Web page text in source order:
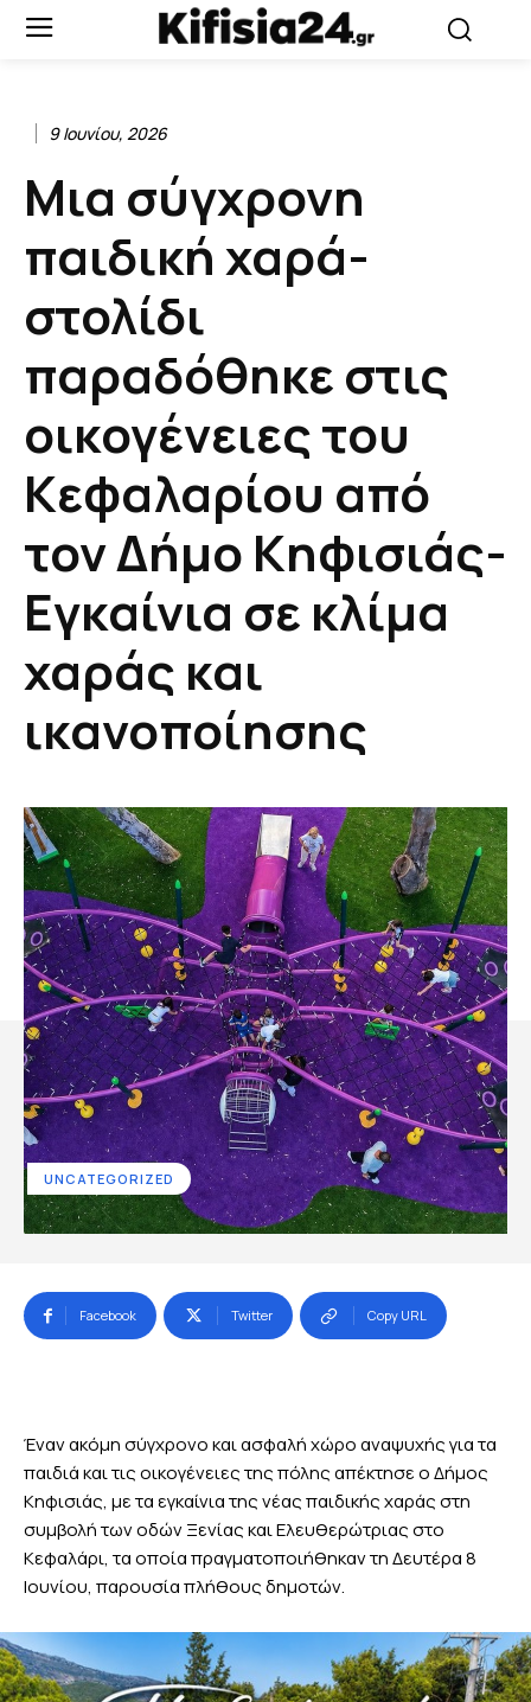
9 Ιουνίου, 2026
Μια σύγχρονη
παιδική χαρά-
στολίδι
παραδόθηκε στις
οικογένειες του
Κεφαλαρίου από
τον Δήμο Κηφισιάς-
Εγκαίνια σε κλίμα
χαράς και
ικανοποίησης
UNCATEGORIZED
Facebook Twitter Copy URL
Έναν ακόμη σύγχρονο και ασφαλή χώρο αναψυχής για τα
παιδιά και τις οικογένειες της πόλης απέκτησε ο Δήμος
Κηφισιάς, με τα εγκαίνια της νέας παιδικής χαράς στη
συμβολή των οδών Ξενίας και Ελευθερώτριας στο
Κεφαλάρι, τα οποία πραγματοποιήθηκαν τη Δευτέρα 8
Ιουνίου, παρουσία πλήθους δημοτών.